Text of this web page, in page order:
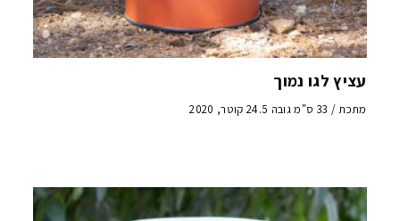
עציץ לגו נמוך
מתכת / 33 ס"מ גובה 24.5 קוטר, 2020